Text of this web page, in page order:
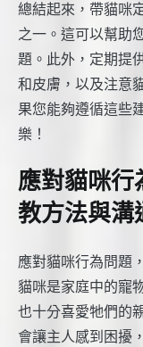
總結起來，帶貓咪
之一。這可以幫助
題。此外，定期提
和皮膚，以及注意
果您能夠遵循這些
樂！
應對貓咪
教方法與溝
應對貓咪行為問題
貓咪是家庭中的寵
也十分喜愛牠們的
會讓主人感到困擾